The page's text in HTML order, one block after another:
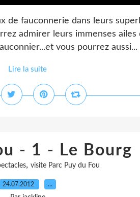
de fauconnerie dans leurs
admirer leurs immenses ailes
vous pourrez aussi...
Lire la suite
- 1 - Le Bourg
, visite Parc Puy du Fou
24.07.2012 …